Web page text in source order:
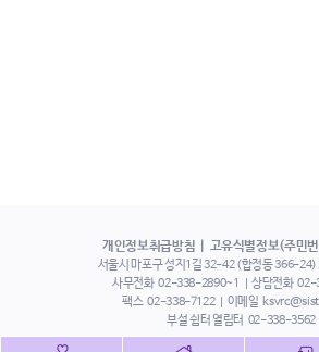
개인정보취급방침 고유식별정보(주민
서울시 마포구 성지1길 32-42 (합정동 366-
사무전화 02-338-2890~1 상담전화 02-
팩스 02-338-7122 이메일
부설 쉼터 열림터 02-338-3562